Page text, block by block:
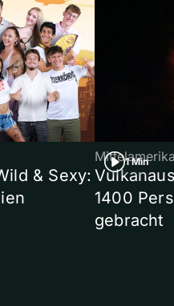
& Sexy:
1 Min
1400
gebracht